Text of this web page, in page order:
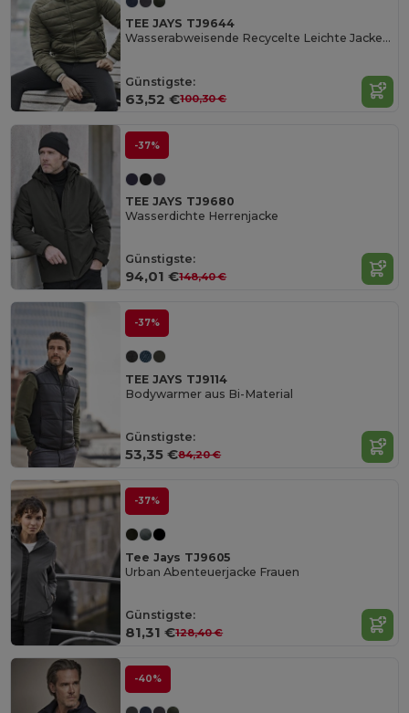
TEE JAYS TJ9644
Wasserabweisende Recycelte Leichte Jacke mit Taschen
Günstigste:
63,52 €100,30 €
-37%
TEE JAYS TJ9680
Wasserdichte Herrenjacke
Günstigste:
94,01 €148,40 €
-37%
TEE JAYS TJ9114
Bodywarmer aus Bi-Material
Günstigste:
53,35 €84,20 €
-37%
Tee Jays TJ9605
Urban Abenteuerjacke Frauen
Günstigste:
81,31 €128,40 €
-40%